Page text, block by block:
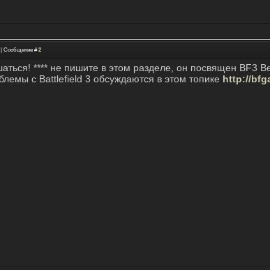
| Сообщение #2
**** не пишите в этом разделе, он посвящен BF3
с Battlefield 3 обсуждаются в этом топике http://